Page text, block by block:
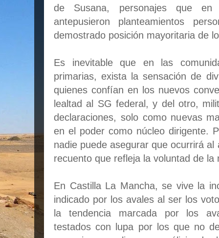
de Susana, personajes que en
antepusieron planteamientos
demostrado posición mayoritaria de
Es inevitable que en las
primarias, exista la sensación de
quienes confían en los nuevos
lealtad al SG federal, y del otro,
declaraciones, solo como nuevas
en el poder como núcleo dirigente.
nadie puede asegurar que ocurrirá
recuento que refleja la voluntad de la
En Castilla La Mancha, se vive la
indicado por los avales al ser los
la tendencia marcada por los
testados con lupa por los que no